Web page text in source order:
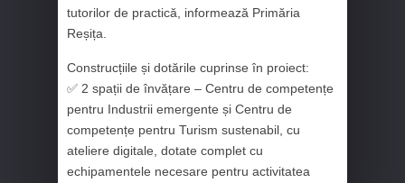
tutorilor de practică, informează Primăria
Reșița.
Construcțiile și dotările cuprinse în proiect:
✅ 2 spații de învățare – Centru de competențe
pentru Industrii emergente și Centru de
competențe pentru Turism sustenabil, cu
ateliere digitale, dotate complet cu
echipamentele necesare pentru activitatea